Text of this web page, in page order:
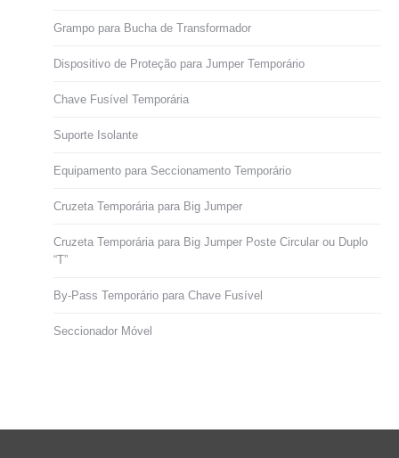
Grampo para Bucha de Transformador
Dispositivo de Proteção para Jumper Temporário
Chave Fusível Temporária
Suporte Isolante
Equipamento para Seccionamento Temporário
Cruzeta Temporária para Big Jumper
Cruzeta Temporária para Big Jumper Poste Circular ou Duplo
“T”
By-Pass Temporário para Chave Fusível
Seccionador Móvel